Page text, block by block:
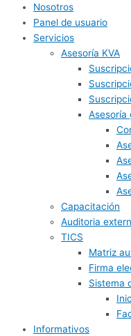
Nosotros
Panel de usuario
Servicios
Asesoría KVA
Asesoría
Capacitación
Auditoria
TICS
Matriz
Firma
Sistema
Informativos